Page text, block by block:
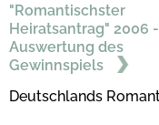
"Romantischster
Heiratsantrag" 2006 -
Auswertung des
Gewinnspiels
Deutschlands